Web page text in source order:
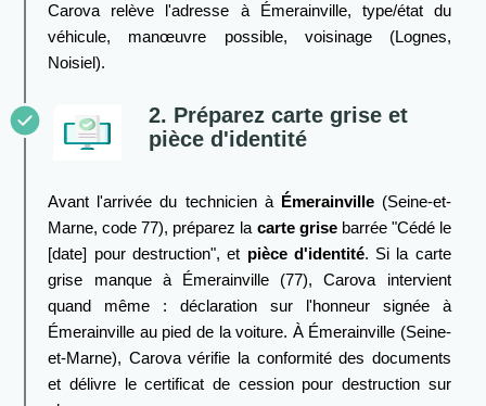
Carova relève l'adresse à Émerainville, type/état du
véhicule, manœuvre possible, voisinage (Lognes,
Noisiel).
2. Préparez carte grise et
pièce d'identité
Avant l'arrivée du technicien à Émerainville(Seine-et-
Marne, code 77), préparez la carte grisebarrée "Cédé le
[date] pour destruction", et pièce d'identité. Si la carte
grise manque à Émerainville (77), Carova intervient
quand même : déclaration sur l'honneur signée à
Émerainville au pied de la voiture. À Émerainville (Seine-
et-Marne), Carova vérifie la conformité des documents
et délivre le certificat de cession pour destruction sur